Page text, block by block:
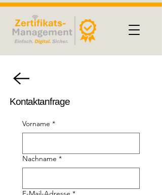
Kontaktanfrage
Vorname *
Nachname *